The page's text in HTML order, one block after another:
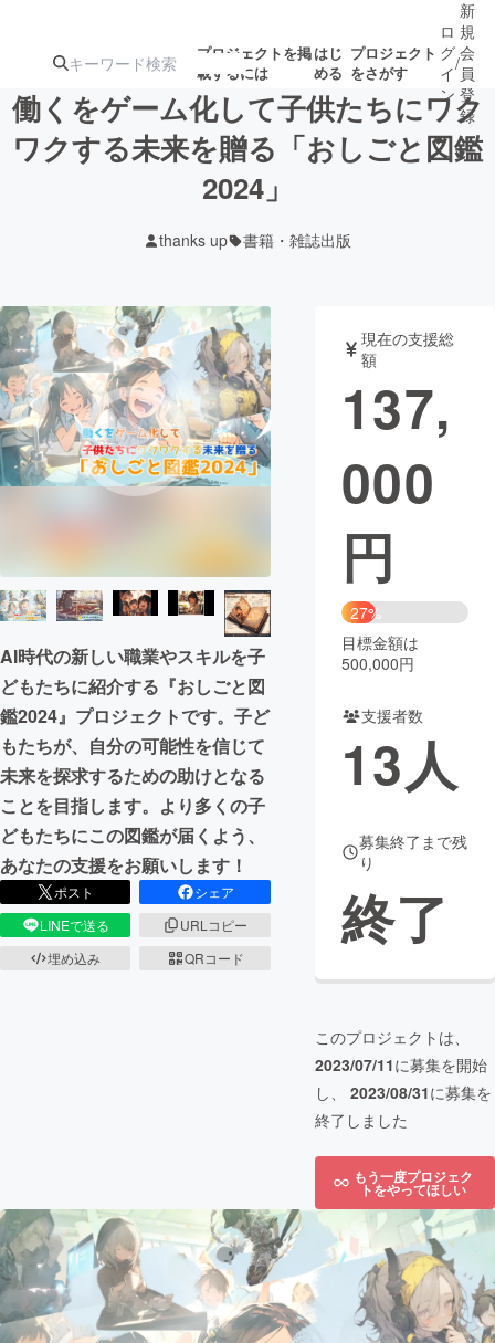
プロジェクトを掲
載するには
はじ
める
プロジェクト
をさがす
注目の新着プロ 募集終了が近いプ
テクノロジー・ガジェット
映像・映画 書籍・雑誌
ビジネス・起業 チャレンジ
CAMPFIRE for Social Good
CAMPFIRE Creation
CAMPFIREふるさと納税machi-ya コミュニティ
ロ
グ
イ
ン
/
新
規
会
員
登
録
働くをゲーム化して子供たちにワク
ワクする未来を贈る「おしごと図鑑
2024」
thanks up 書籍・雑誌出版
AI時代の新しい職業やスキルを子
どもたちに紹介する『おしごと図
鑑2024』プロジェクトです。子ど
もたちが、自分の可能性を信じて
未来を探求するための助けとなる
ことを目指します。より多くの子
どもたちにこの図鑑が届くよう、
あなたの支援をお願いします！
ポスト
シェア
LINEで送る
URLコピー
埋め込み
QRコード
現在の支援総
額
137,
000
円
27%
目標金額は
500,000円
支援者数
13人
募集終了まで残
り
終了
このプロジェクトは、
2023/07/11に募集を開始
し、 2023/08/31に募集を
終了しました
もう一度プロジェク
トをやってほしい